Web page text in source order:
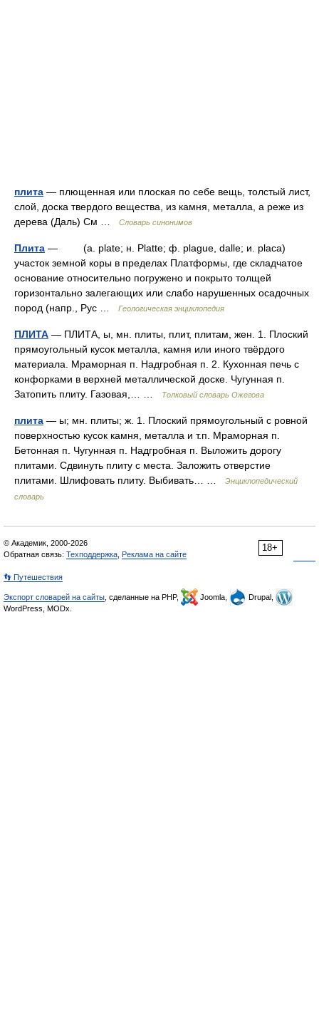
плита — плющенная или плоская по себе вещь, толстый лист,
слой, доска твердого вещества, из камня, металла, а реже из
дерева (Даль) См …
Словарь синонимов
Плита — (a. plate; н. Platte; ф. plague, dalle; и. placa)
участок земной коры в пределах Платформы, где складчатое
основание относительно погружено и покрыто толщей
горизонтально залегающих или слабо нарушенных осадочных
пород (напр., Рус …
Геологическая энциклопедия
ПЛИТА — ПЛИТА, ы, мн. плиты, плит, плитам, жен. 1. Плоский
прямоугольный кусок металла, камня или иного твёрдого
материала. Мраморная п. Надгробная п. 2. Кухонная печь с
конфорками в верхней металлической доске. Чугунная п.
Затопить плиту. Газовая,… …
Толковый словарь Ожегова
плита — ы; мн. плиты; ж. 1. Плоский прямоугольный с ровной
поверхностью кусок камня, металла и т.п. Мраморная п.
Бетонная п. Чугунная п. Надгробная п. Выложить дорогу
плитами. Сдвинуть плиту с места. Заложить отверстие
плитами. Шлифовать плиту. Выбивать… …
Энциклопедический
словарь
18+
© Академик, 2000-2026
Обратная связь: Техподдержка Реклама на сайте
👣 Путешествия
Экспорт словарей на сайты , сделанные на PHP, Joomla,
Drupal,
WordPress, MODx.